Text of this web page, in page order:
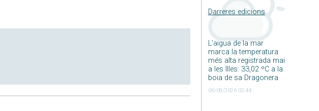
Darreres edicions
L’aigua de la mar
marca la temperatura
més alta registrada mai
a les Illes: 33,02 ºC a la
boia de sa Dragonera
06/08/2026 02:44